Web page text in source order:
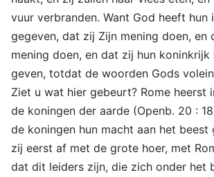
vuur verbranden. Want God heeft hun
gegeven, dat zij Zijn mening doen, en
mening doen, en dat zij hun koninkrijk
geven, totdat de woorden Gods
Ziet u wat hier gebeurt? Rome heerst
de koningen der aarde (Openb. 20 :
de koningen hun macht aan het beest
zij eerst af met de grote hoer, met
dat dit leiders zijn, die zich onder het